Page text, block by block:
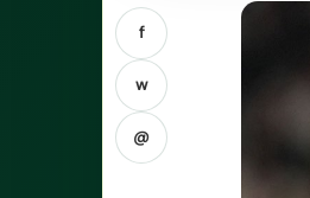
f
w
@